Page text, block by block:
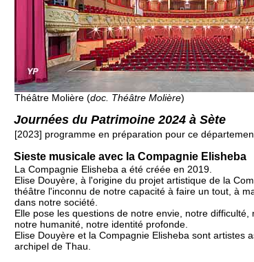
Théâtre Molière (doc. Théâtre Molière)
Journées du Patrimoine 2024 à Sète
[2023] programme en préparation pour ce
Sieste musicale avec la Compagnie Elisheba
La Compagnie Elisheba a été créée en 2019.
Elise Douyère, à l'origine du projet artistique de la
théâtre l'inconnu de notre capacité à faire un tout, à
dans notre société.
Elle pose les questions de notre envie, notre
notre humanité, notre identité profonde.
Elise Douyère et la Compagnie Elisheba sont artistes
archipel de Thau.